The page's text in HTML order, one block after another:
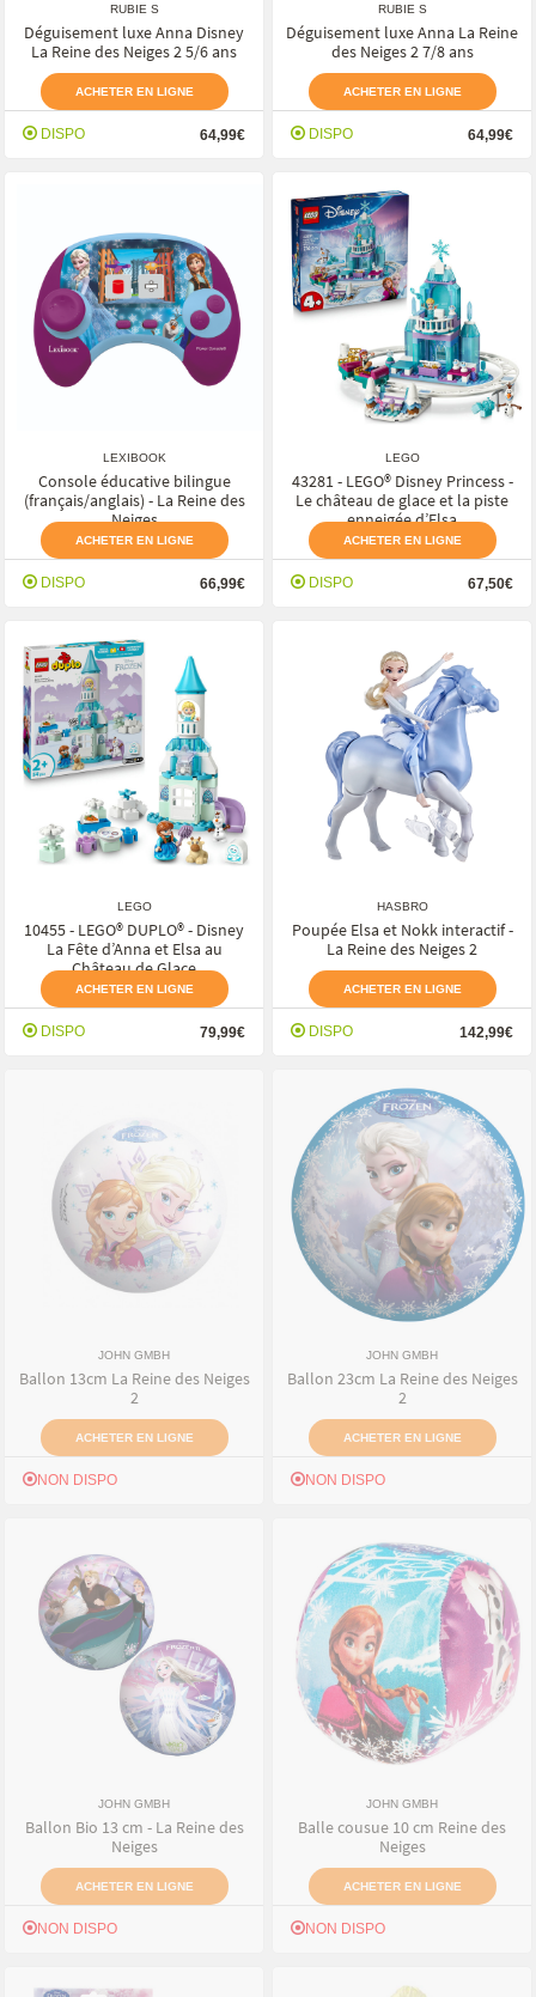
RUBIE S
Déguisement luxe Anna Disney
La Reine des Neiges 2 5/6 ans
ACHETER EN LIGNE
DISPO 64,99€
RUBIE S
Déguisement luxe Anna La Reine
des Neiges 2 7/8 ans
ACHETER EN LIGNE
DISPO 64,99€
LEXIBOOK
Console éducative bilingue
(français/anglais) - La Reine des
Neiges
ACHETER EN LIGNE
DISPO 66,99€
LEGO
43281 - LEGO® Disney Princess -
Le château de glace et la piste
enneigée d’Elsa
ACHETER EN LIGNE
DISPO 67,50€
LEGO
10455 - LEGO® DUPLO® - Disney
La Fête d’Anna et Elsa au
Château de Glace
ACHETER EN LIGNE
DISPO 79,99€
HASBRO
Poupée Elsa et Nokk interactif -
La Reine des Neiges 2
ACHETER EN LIGNE
DISPO 142,99€
JOHN GMBH
Ballon 13cm La Reine des Neiges
2
ACHETER EN LIGNE
NON DISPO
JOHN GMBH
Ballon 23cm La Reine des Neiges
2
ACHETER EN LIGNE
NON DISPO
JOHN GMBH
Ballon Bio 13 cm - La Reine des
Neiges
ACHETER EN LIGNE
NON DISPO
JOHN GMBH
Balle cousue 10 cm Reine des
Neiges
ACHETER EN LIGNE
NON DISPO